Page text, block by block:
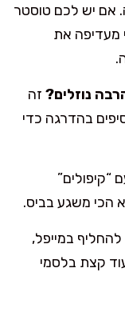
אם יש לכם טוסטר
מעדיפה את
נוזלים? זה
בהדרגה כדי
“קיפולים”
הכי משגע בביס.
במייפל,
עוד קצת בלסמי